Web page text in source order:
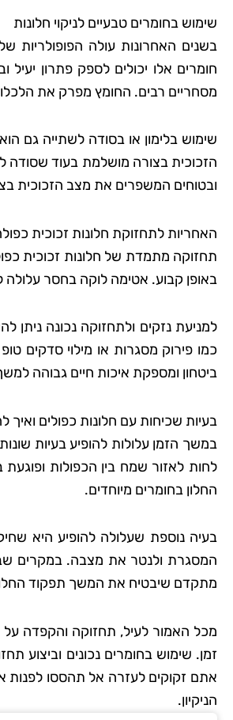
שימוש בחומרים טבעיים לניקוי חלונות
בשנים האחרונות עולה
חומרים אלו יכולים לספק פתרון יעיל
מסחריים רבים. החומץ מפרק את
שימוש בלימון או בסודה לשתייה גם
הזכוכית בצורה מושלמת בעוד שסודה
ובטוחים המשפרים את מצב הזכוכית
האחריות לתחזוקת חלונות זכוכית
תחזוקה מתמדת של חלונות זכוכית
באופן קבוע. אטימה לוקה בחסר עלולה
למניעת נזקים ולתחזוקה נכונה
כמו פירוק מסגרות או מילוי סדקים
ביטחון ומספקת איכות חיים גבוהה
בעיות שכיחות עם חלונות כפולים ואיך
במשך הזמן עלולות להופיע בעיות
לחות לאזור שמח בין הכפולות
החלון בחומרים מיוחדים.
בעיה נוספת שעלולה להופיע היא
המסגרת ולנטר את מצבה. במקרים
מתקדם שיבטיח את המשך תפקוד
מכל האמור לעיל, תחזוקה והקפדה על
זמן. שימוש בחומרים נכונים וביצוע
אתם זקוקים לעזרה אל תהססו לפנות
הניקיון.